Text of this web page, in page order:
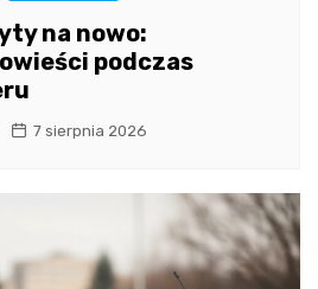
na nowo:
podczas
7 sierpnia 2026